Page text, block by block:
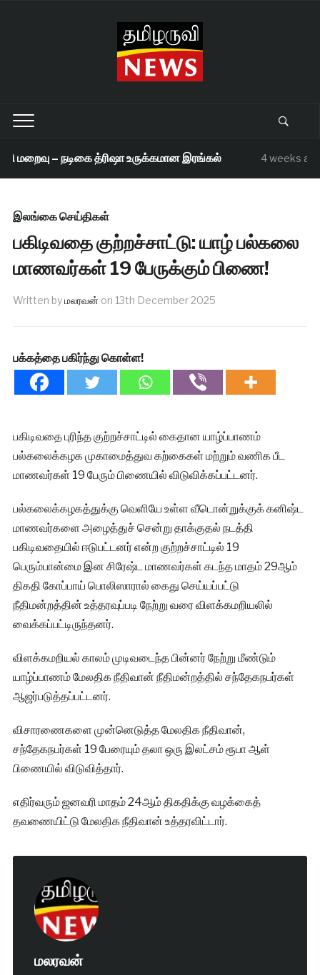
மறைவு – நடிகை த்ரிஷா உருக்கமான இரங்கல் 4 weeks ago
இலங்கை செய்திகள்
பகிடிவதை குற்றச்சாட்டு: யாழ் பல்கலை
மாணவர்கள் 19 பேருக்கும் பிணை!
Written byமலரவன் on 13th December 2025
பக்கத்தை பகிர்ந்து கொள்ள!
பகிடிவதை புரிந்த குற்றச்சாட்டில் கைதான யாழ்ப்பாணம்
பல்கலைக்கழக முகாமைத்துவ கற்கைகள் மற்றும் வணிக பீட
மாணவர்கள் 19 பேரும் பிணையில் விடுவிக்கப்பட்டனர்.
பல்கலைக்கழகத்துக்கு வெளியே உள்ள வீடொன்றுக்குக் கனிஷ்ட
மாணவர்களை அழைத்துச் சென்று தாக்குதல் நடத்தி
பகிடிவதையில் ஈடுபட்டனர் என்ற குற்றச்சாட்டில் 19
பெரும்பான்மை இன சிரேஷ்ட மாணவர்கள் கடந்த மாதம் 29ஆம்
திகதி கோப்பாய் பொலிஸாரால் கைது செய்யப்பட்டு
நீதிமன்றத்தின் உத்தரவுப்படி நேற்று வரை விளக்கமறியலில்
வைக்கப்பட்டிருந்தனர்.
விளக்கமறியல் காலம் முடிவடைந்த பின்னர் நேற்று மீண்டும்
யாழ்ப்பாணம் மேலதிக நீதிவான் நீதிமன்றத்தில் சந்தேகநபர்கள்
ஆஜர்படுத்தப்பட்டனர்.
விசாரணைகளை முன்னெடுத்த மேலதிக நீதிவான்,
சந்தேகநபர்கள் 19 பேரையும் தலா ஒரு இலட்சம் ரூபா ஆள்
பிணையில் விடுவித்தார்.
எதிர்வரும் ஜனவரி மாதம் 24ஆம் திகதிக்கு வழக்கைத்
தவணையிட்டு மேலதிக நீதிவான் உத்தரவிட்டார்.
மலரவன்